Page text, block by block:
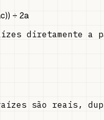
÷ 2a
diretamente a
são reais,